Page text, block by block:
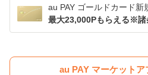
au PAY ゴールドカード新
最大23,000Pもらえる※諸
au PAY マーケットア